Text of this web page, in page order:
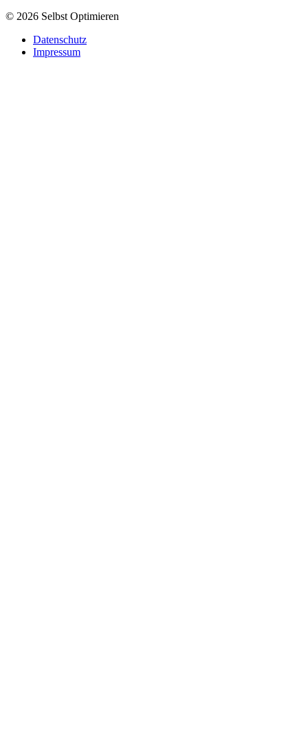
© 2026 Selbst Optimieren
Datenschutz
Impressum